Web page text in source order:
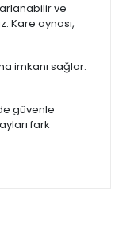
ve
Kare aynası,
imkanı sağlar.
güvenle
fark